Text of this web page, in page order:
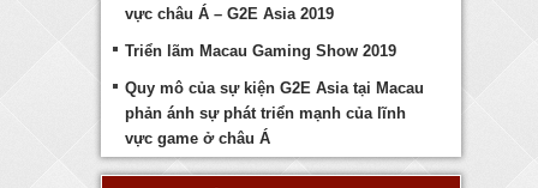
vực châu Á – G2E Asia 2019
Triển lãm Macau Gaming Show 2019
Quy mô của sự kiện G2E Asia tại Macau
phản ánh sự phát triển mạnh của lĩnh
vực game ở châu Á